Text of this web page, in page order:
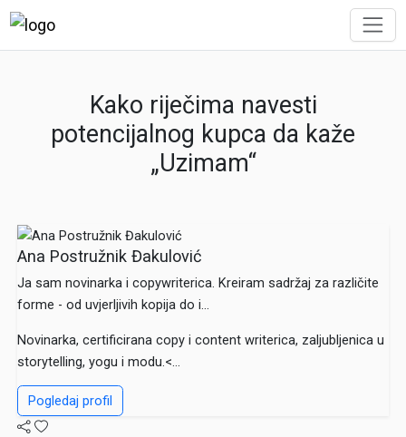
Kako riječima navesti
potencijalnog kupca da kaže
„Uzimam“
Ana Postružnik Đakulović
Ja sam novinarka i copywriterica. Kreiram sadržaj za različite
forme - od uvjerljivih kopija do i...
Novinarka, certificirana copy i content writerica, zaljubljenica u
storytelling, yogu i modu.<...
Pogledaj profil